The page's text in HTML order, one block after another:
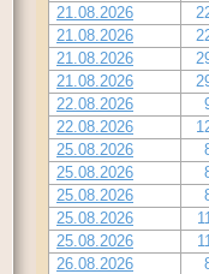
21.08.2026
21.08.2026
21.08.2026
21.08.2026
22.08.2026
22.08.2026
25.08.2026
25.08.2026
25.08.2026
25.08.2026
25.08.2026
26.08.2026